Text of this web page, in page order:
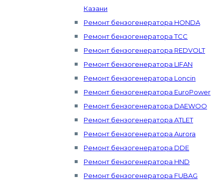
Казани
Ремонт бензогенератора HONDA
Ремонт бензогенератора ТСС
Ремонт бензогенератора REDVOLT
Ремонт бензогенератора LIFAN
Ремонт бензогенератора Loncin
Ремонт бензогенератора EuroPower
Ремонт бензогенератора DAEWOO
Ремонт бензогенератора ATLET
Ремонт бензогенератора Aurora
Ремонт бензогенератора DDE
Ремонт бензогенератора HND
Ремонт бензогенератора FUBAG